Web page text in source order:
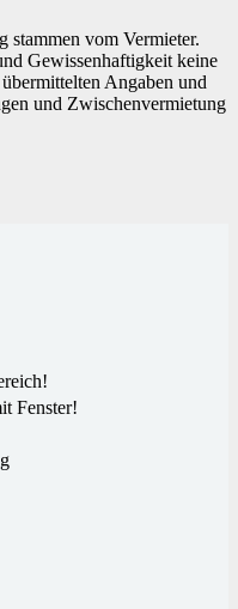
stammen vom Vermieter.
Gewissenhaftigkeit keine
Angaben und
und Zwischenvermietung
Fenster!